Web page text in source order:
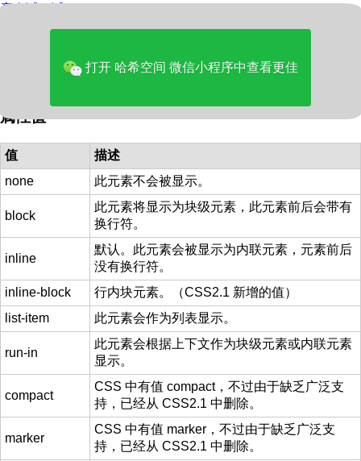
亲自试一试
属性值
值
描述
none
此元素不会被显示。
block
此元素将显示为块级元素，此元素前后会带有
换行符。
inline
默认。此元素会被显示为内联元素，元素前后
没有换行符。
inline-block
行内块元素。（CSS2.1 新增的值）
list-item
此元素会作为列表显示。
run-in
此元素会根据上下文作为块级元素或内联元素
显示。
compact
CSS 中有值 compact，不过由于缺乏广泛支
持，已经从 CSS2.1 中删除。
marker
CSS 中有值 marker，不过由于缺乏广泛支
持，已经从 CSS2.1 中删除。
打开 哈希空间 微信小程序中查看更佳